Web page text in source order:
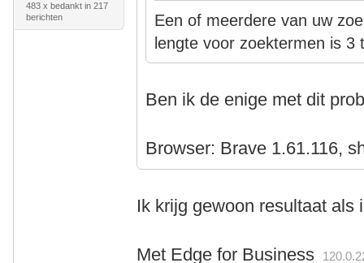
483 x bedankt in 217
berichten
Een of meerdere van uw
lengte voor zoektermen is 3
Ben ik de enige met dit
Browser: Brave 1.61.116,
Ik krijg gewoon resultaat als
Met Edge for Business